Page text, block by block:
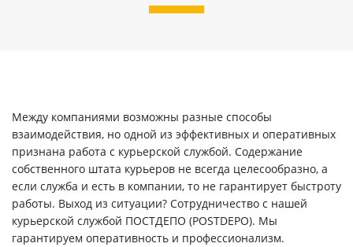
Между компаниями возможны разные способы
взаимодействия, но одной из эффективных и оперативных
признана работа с курьерской службой. Содержание
собственного штата курьеров не всегда целесообразно, а
если служба и есть в компании, то не гарантирует быстроту
работы. Выход из ситуации? Сотрудничество с нашей
курьерской службой ПОСТДЕПО (POSTDEPO). Мы
гарантируем оперативность и профессионализм.